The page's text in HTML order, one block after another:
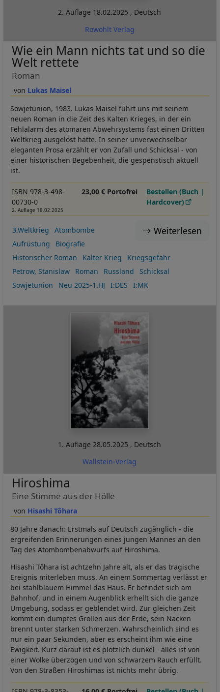
2. Auflage 18.02.2025 , Deutsch
Rowohlt Verlag
Lukas Maisel
Wie ein Mann nichts tat und so die
Welt rettete
Roman
Sowjetunion, 1983. Lukas Maisel führt uns mit seinem
neuen Roman in die Zeit des Kalten Krieges, in der ein
Fehlalarm des atomaren Abwehrsystems fast einen Dritten
Weltkrieg ausgelöst hätte. In seiner unverwechselbar
eleganten Prosa erzählt er von Zufall und Schicksal - von
einer historischen Begebenheit, die gespenstisch aktuell
ist.
ISBN 978-3-498-
00730-0
2. Auflage 18.02.2025
23,00 € Portofrei
Bestellen (Buch |
Hardcover)
Weiterlesen
3.Weltkrieg
Atombombe
Aufrüstung
Biografie
Historischer Roman
Kalter Krieg
Kriegsgefahr
Petrow, Stanislaw
Roman Russland
Schicksal
Sowjetunion
Neu 2025-1.HJ I:DES I:MK
1. Auflage28.05.2025 , Deutsch
Wallstein-Verlag
Hisashi Tôhara
Hiroshima
Eine Stimme aus der Hölle
80 Jahre danach: Erstmals auf Deutsch zugänglich - die
ergreifenden Erinnerungen eines jungen Mannes an den
Tag des Atombombenabwurfs auf Hiroshima.
Hisashi Tôhara ist achtzehn Jahre alt, als er das tragische
Ereignis miterleben muss. An einem Sommertag verlässt er
bei stahlblauem Himmel das Haus. Er befindet sich am
Bahnhof, und in einem Augenblick erhellt sich die ganze
Umgebung, sodass er geblendet wird. Zur gleichen Zeit
kommt ein dumpfes Grollen aus der Erde, sein Nacken
brennt unter starken Schmerzen. Wahrscheinlich sind es
nur ein paar Sekunden, aber es erscheint ihm wie eine
Ewigkeit. Kurz darauf ist es plötzlich dunkel - alles ist von
einer Wolke überzogen und von schwarzem Rauch erfüllt.
Von den Straßen Hiroshimas ist nichts mehr übrig.